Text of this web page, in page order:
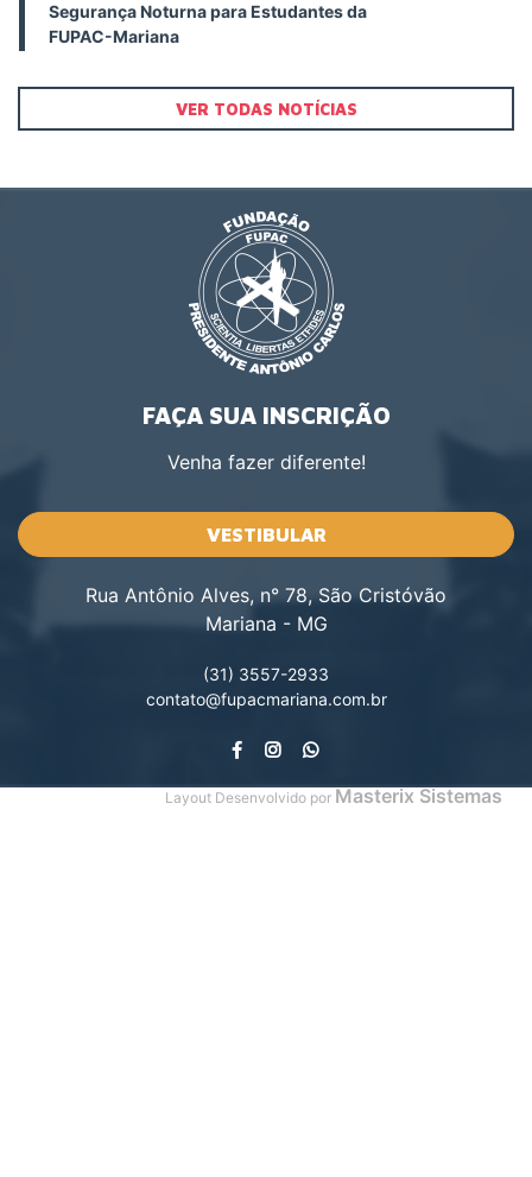
Segurança Noturna para Estudantes da
FUPAC-Mariana
VER TODAS NOTÍCIAS
FAÇA SUA INSCRIÇÃO
Venha fazer diferente!
VESTIBULAR
Rua Antônio Alves, n° 78, São Cristóvão
Mariana - MG
(31) 3557-2933
contato@fupacmariana.com.br
Layout Desenvolvido por Masterix Sistemas